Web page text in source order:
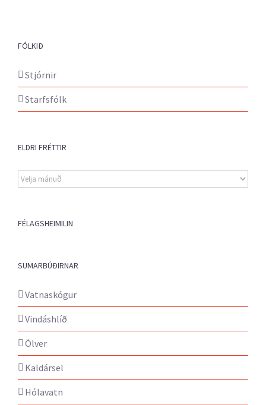
FÓLKIÐ
Stjórnir
Starfsfólk
ELDRI FRÉTTIR
Eldri
fréttir
FÉLAGSHEIMILIN
SUMARBÚÐIRNAR
Vatnaskógur
Vindáshlíð
Ölver
Kaldársel
Hólavatn